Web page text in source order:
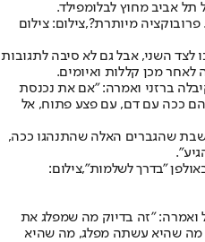
תל אביב מחוץ לבלומפילד.
מיותרת?,צילום: צילום
לצד השני, אבל גם לא סיבה לתגובות
לאחר מכן קללות ואיומים.
ברזני ואמרה: "אם את נכנסת
ככה עם דם, עם פצע פתוח, אל
שהגברים האלה שהתנהגו ככה,
"בדרך לשלמות",צילום:
ואמרה: "זה בדיוק מה שמפלג את
מה שהיא עשתה מפלג, מה שהיא